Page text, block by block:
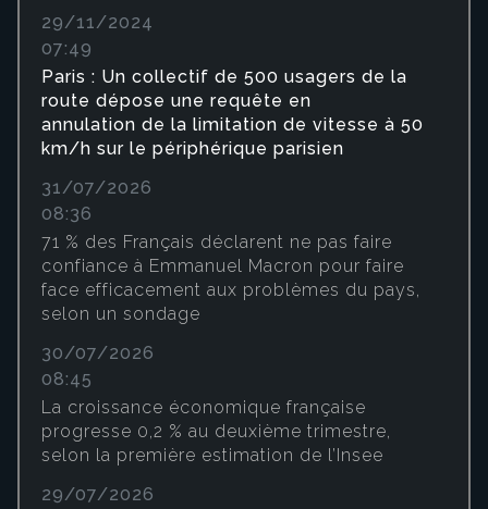
29/11/2024
07:49
Paris : Un collectif de 500 usagers de la
route dépose une requête en
annulation de la limitation de vitesse à 50
km/h sur le périphérique parisien
31/07/2026
08:36
71 % des Français déclarent ne pas faire
confiance à Emmanuel Macron pour faire
face efficacement aux problèmes du pays,
selon un sondage
30/07/2026
08:45
La croissance économique française
progresse 0,2 % au deuxième trimestre,
selon la première estimation de l’Insee
29/07/2026